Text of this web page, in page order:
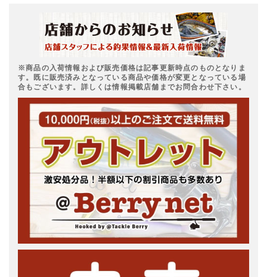
※商品の入荷情報および販売価格は記事更新時点のものとなりま
す。既に販売済みとなっている商品や価格が変更となっている場
合もございます。詳しくは情報掲載店舗までお問合わせ下さい。